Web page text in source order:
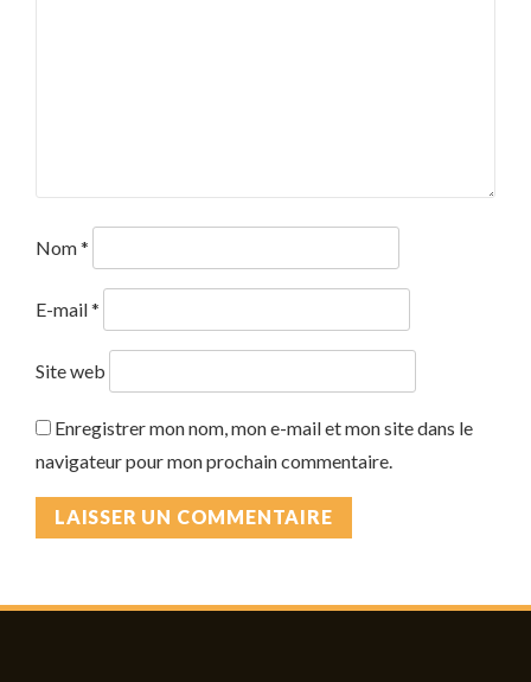
Nom*
E-mail*
Site web
Enregistrer mon nom, mon e-mail et mon site dans le
navigateur pour mon prochain commentaire.